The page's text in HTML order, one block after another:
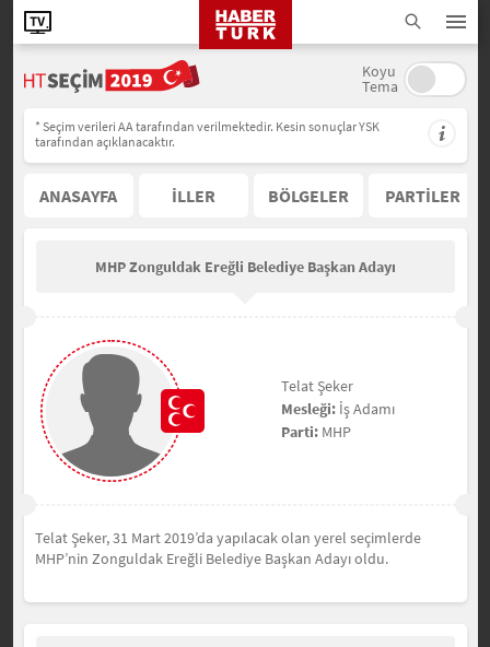
Koyu
Tema
* Seçim verileri AA tarafından verilmektedir. Kesin sonuçlar YSK
tarafından açıklanacaktır.
ANASAYFA İLLER BÖLGELER PARTİLER
MHP Zonguldak Ereğli Belediye Başkan Adayı
Telat Şeker
Mesleği: İş Adamı
Parti: MHP
Telat Şeker, 31 Mart 2019’da yapılacak olan yerel seçimlerde
MHP’nin Zonguldak Ereğli Belediye Başkan Adayı oldu.